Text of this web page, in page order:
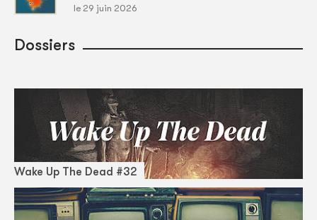
le 29 juin 2026
Dossiers
Wake Up The Dead #32